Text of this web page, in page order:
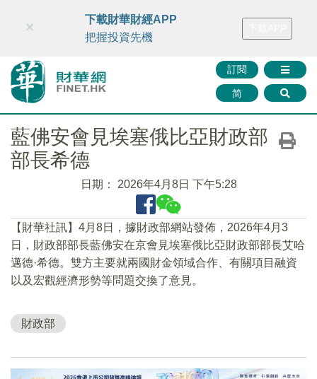
財華智庫網 FINTV FINMETA 財華證券 媒體矩陣
訂閱
简
×
下載財華財經APP
把握投資先機
藍佛安會見埃塞俄比亞財政部
部長希德
日期： 2026年4月8日 下午5:28
【財華社訊】4月8日，據財政部網站發佈，2026年4月3
日，財政部部長藍佛安在京會見埃塞俄比亞財政部部長艾哈
邁德·希德。雙方主要就兩國財金領域合作、有關項目融資
以及宏觀經濟形勢等問題交換了意見。
財政部